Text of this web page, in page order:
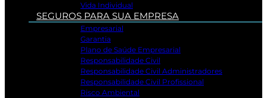
Vida Individual
SEGUROS PARA SUA EMPRESA
Empresarial
Garantia
Plano de Saúde Empresarial
Responsabilidade Civil
Responsabilidade Civil Administradores
Responsabilidade Civil Profissional
Risco Ambiental